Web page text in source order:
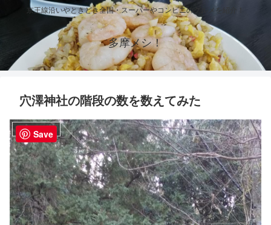
京王線沿いやときどき全国・スーパーやコンビニのグルメを紹介！
多摩メシ！
穴澤神社の階段の数を数えてみた
よみうりランド
Save